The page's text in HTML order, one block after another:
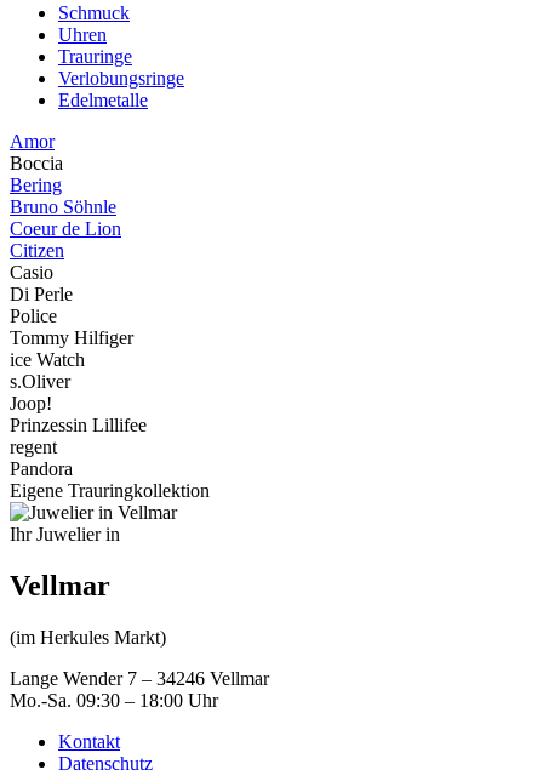
Schmuck
Uhren
Trauringe
Verlobungsringe
Edelmetalle
Amor
Boccia
Bering
Bruno Söhnle
Coeur de Lion
Citizen
Casio
Di Perle
Police
Tommy Hilfiger
ice Watch
s.Oliver
Joop!
Prinzessin Lillifee
regent
Pandora
Eigene Trauringkollektion
Ihr Juwelier in
Vellmar
(im Herkules Markt)
Lange Wender 7 – 34246 Vellmar
Mo.-Sa. 09:30 – 18:00 Uhr
Kontakt
Datenschutz